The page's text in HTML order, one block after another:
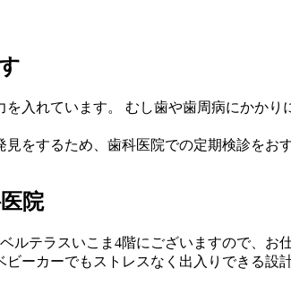
入れています。 むし歯や歯周病にかか
をするため、歯科医院での定期検診をお
院
ルテラスいこま4階にございますので、お
ーカーでもストレスなく出入りできる